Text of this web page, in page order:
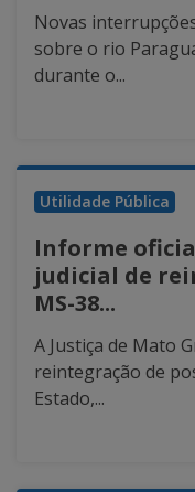
Novas
sobre o rio
durante o...
Utilidade Pública
Informe
judicial de
MS-38...
A Justiça de Mato
reintegração de
Estado,...